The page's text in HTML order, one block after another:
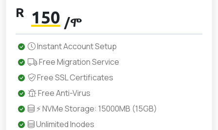
R 150 /ሞ
Instant Account Setup
Free Migration Service
Free SSL Certificates
Free Anti-Virus
⚡ NVMe Storage: 15000MB (15GB)
Unlimited Inodes